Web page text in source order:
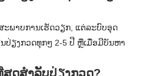
ພາບການເຮັດວຽກ, ແຕ່ລະບົບອຸດ
ຽງກວດທຸກໆ 2-5 ປີ ຫຼືເມື່ອມີບັນຫາ
ດສໍາລັບປ່ຽງກວດ?